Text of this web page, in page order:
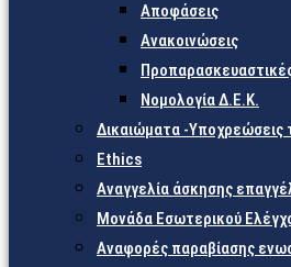
Αποφάσεις
Ανακοινώσεις
Νομολογία Δ.Ε.Κ.
Δικαιώματα -
Ethics
Αναγγελία άσκησης
Μονάδα Εσωτερικού
Αναφορές παραβίασης